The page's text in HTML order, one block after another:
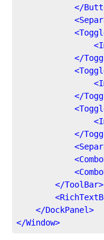
</
<
<
<
</
<
<
</
<
<
</
<
<
<
</ToolBar>
<
</DockPanel>
</Window>